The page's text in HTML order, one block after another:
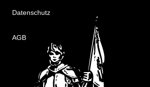
Datenschutz
AGB